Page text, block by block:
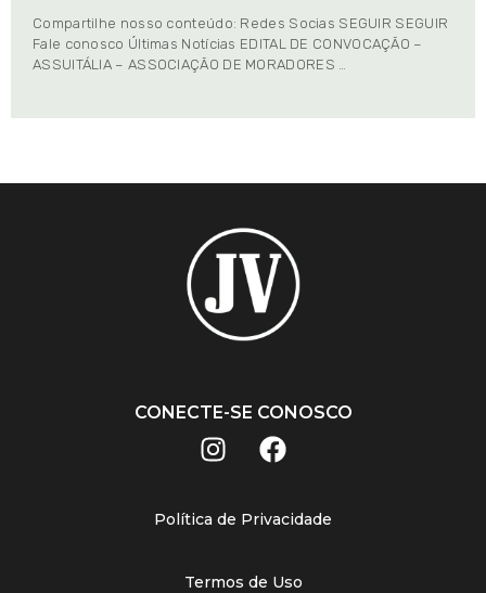
Compartilhe nosso conteúdo: Redes Socias SEGUIR SEGUIR
Fale conosco Últimas Notícias EDITAL DE CONVOCAÇÃO –
ASSUITÁLIA – ASSOCIAÇÃO DE MORADORES …
CONECTE-SE CONOSCO
Política de Privacidade
Termos de Uso